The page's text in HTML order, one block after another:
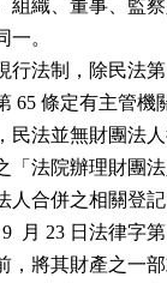
額、組織、董事
一。
現行法制，除民
及第 65 條定有主
外，民法並無財
頒之「法院辦理
團法人合併之相
年 9  月 23 日法
散前，將其財產